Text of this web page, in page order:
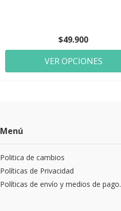
$49.900
VER OPCIONES
Menú
Politica de cambios
Políticas de Privacidad
Políticas de envío y medios de pago.